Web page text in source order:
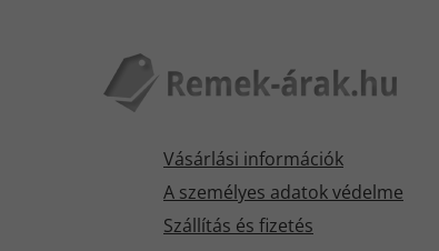
Vásárlási információk
A személyes adatok védelme
Szállítás és fizetés